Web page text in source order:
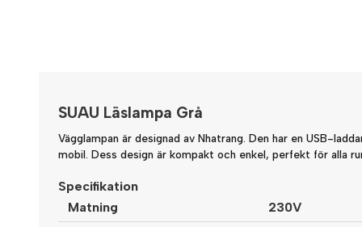
SUAU Läslampa Grå
Vägglampan är designad av Nhatrang. Den har en USB-
mobil. Dess design är kompakt och enkel, perfekt för alla
Specifikation
Matning
230V